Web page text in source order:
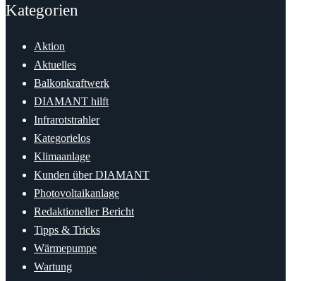
Kategorien
Aktion
Aktuelles
Balkonkraftwerk
DIAMANT hilft
Infrarotstrahler
Kategorielos
Klimaanlage
Kunden über DIAMANT
Photovoltaikanlage
Redaktioneller Bericht
Tipps & Tricks
Wärmepumpe
Wartung